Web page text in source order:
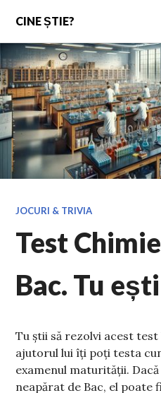
content
CINE ȘTIE?
JOCURI & TRIVIA
Test
Bac. Tu
Tu știi să rezolvi acest
ajutorul lui îți poți testa
examenul maturității.
neapărat de Bac, el poate